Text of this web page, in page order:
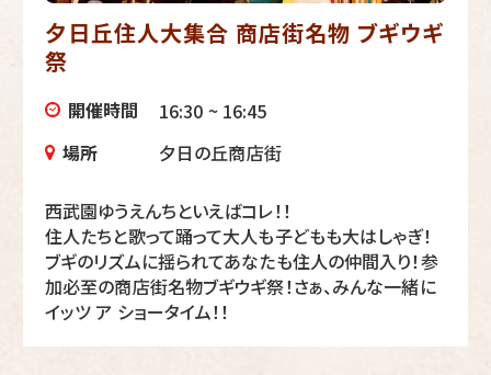
夕日丘住人大集合 商店街名物 ブギウギ
祭
開催時間
16:30 ~ 16:45
場所
夕日の丘商店街
西武園ゆうえんちといえばコレ！！
住人たちと歌って踊って大人も子どもも大はしゃぎ！
ブギのリズムに揺られてあなたも住人の仲間入り！参
加必至の商店街名物ブギウギ祭！さぁ、みんな一緒に
イッツ ア ショータイム！！